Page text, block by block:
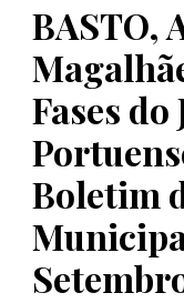
BASTO,
Fases
Boletim